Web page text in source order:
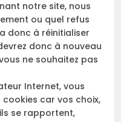
notre site, nous
ou quel refus
donc à réinitialiser
donc à nouveau
ne souhaitez pas
Internet, vous
car vos choix,
se rapportent,